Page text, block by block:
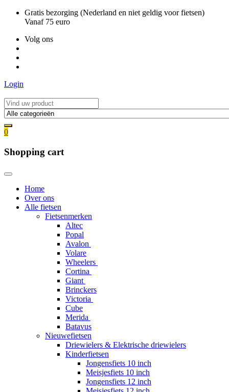
inhoud
Gratis bezorging (Nederland en niet geldig voor fietsen)
Vanaf 75 euro
Volg ons
Login
0
Shopping cart
Home
Over ons
Alle fietsen
Fietsenmerken
Altec
Popal
Avalon
Volare
Wheelers
Cortina
Giant
Brinckers
Victoria
Cube
Merida
Batavus
Nieuwefietsen
Driewielers & Elektrische driewielers
Kinderfietsen
Jongensfiets 10 inch
Meisjesfiets 10 inch
Jongensfiets 12 inch